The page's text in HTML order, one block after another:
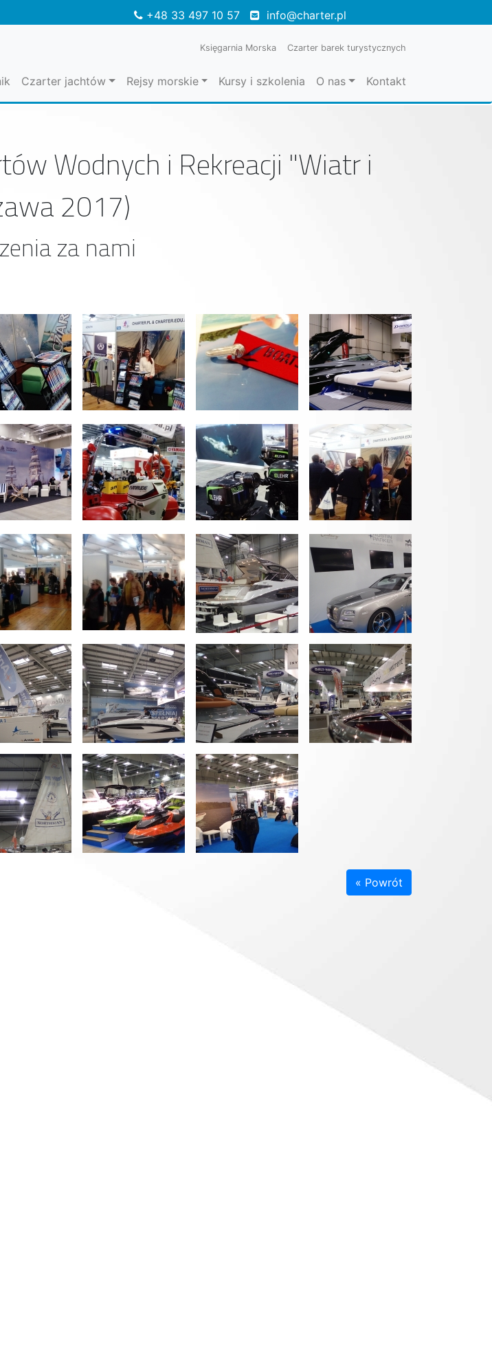
+48 33 497 10 57 info@charter.pl
Księgarnia Morska Czarter barek turystycznych
Czarter jachtów Rejsy morskie Kursy i szkolenia O nas Kontakt
Wodnych i Rekreacji "Wiatr i
2017)
za nami
« Powrót